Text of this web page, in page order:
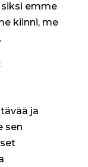
emme
kiinni, me
ja
sen